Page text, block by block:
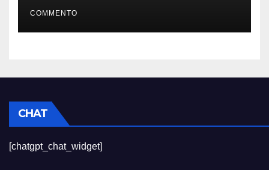
COMMENTO
CHAT
[chatgpt_chat_widget]